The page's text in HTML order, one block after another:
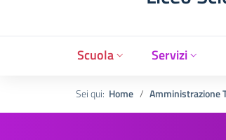
Scuola Servizi
Sei qui: Home Amministrazione